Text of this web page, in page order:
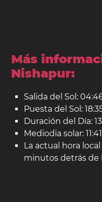
Más
Nishapur:
Salida del Sol:
Puesta del Sol:
Duración del Día:
Mediodia solar: 11:41
La actual hora
minutos detrás de